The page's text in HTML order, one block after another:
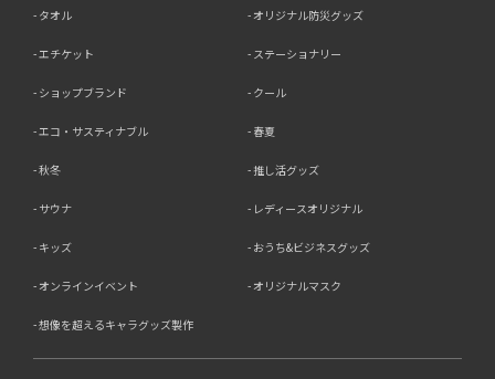
タオル オリジナル防災グッズ
エチケット ステーショナリー
ショップブランド クール
エコ・サスティナブル 春夏
秋冬 推し活グッズ
サウナ レディースオリジナル
キッズ おうち&ビジネスグッズ
オンラインイベント オリジナルマスク
想像を超えるキャラグッズ製作